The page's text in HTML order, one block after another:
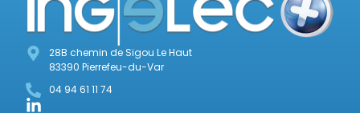
28B chemin de Sigou Le Haut
83390 Pierrefeu-du-Var
04 94 61 11 74